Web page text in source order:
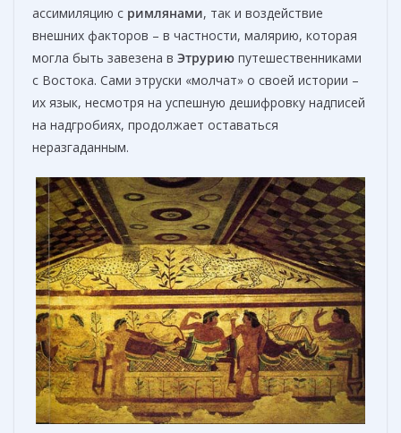
ассимиляцию с римлянами, так и воздействие
внешних факторов – в частности, малярию, которая
могла быть завезена в Этрурию путешественниками
с Востока. Сами этруски «молчат» о своей истории –
их язык, несмотря на успешную дешифровку надписей
на надгробиях, продолжает оставаться
неразгаданным.